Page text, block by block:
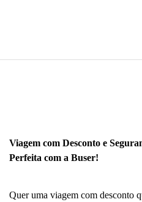
Viagem com Desconto e
Perfeita com a Buser!
Quer uma viagem com desconto